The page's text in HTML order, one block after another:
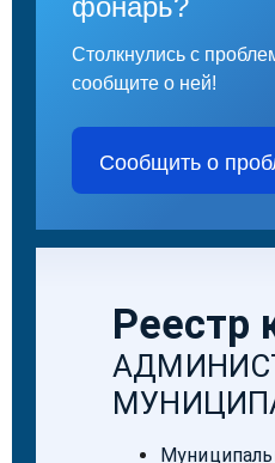
фонарь?
Столкнулись с
сообщите о ней!
Сообщить о